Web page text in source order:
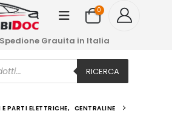
0
Spedione Grauita in Italia
RICERCA
PARTI ELETTRICHE, CENTRALINE